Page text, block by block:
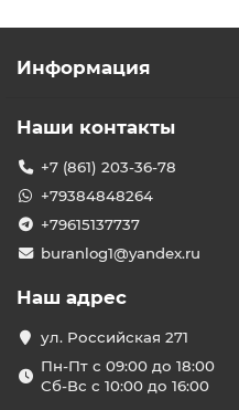
Информация
Наши контакты
+7 (861) 203-36-78
+79384848264
+79615137737
buranlog1@yandex.ru
Наш адрес
ул. Российская 271
Пн-Пт с 09:00 до 18:00
Сб-Вс с 10:00 до 16:00